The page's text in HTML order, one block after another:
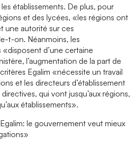
établissements. De plus, pour
et des lycées, «les régions ont
une autorité sur ces
t-on. Néanmoins, les
d’une certaine
l’augmentation de la part de
Egalim «nécessite un travail
et les directeurs d’établissement
directives, qui vont jusqu’aux régions,
établissements».
le gouvernement veut mieux